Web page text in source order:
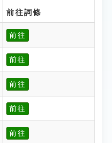
前往詞條
前往
前往
前往
前往
前往